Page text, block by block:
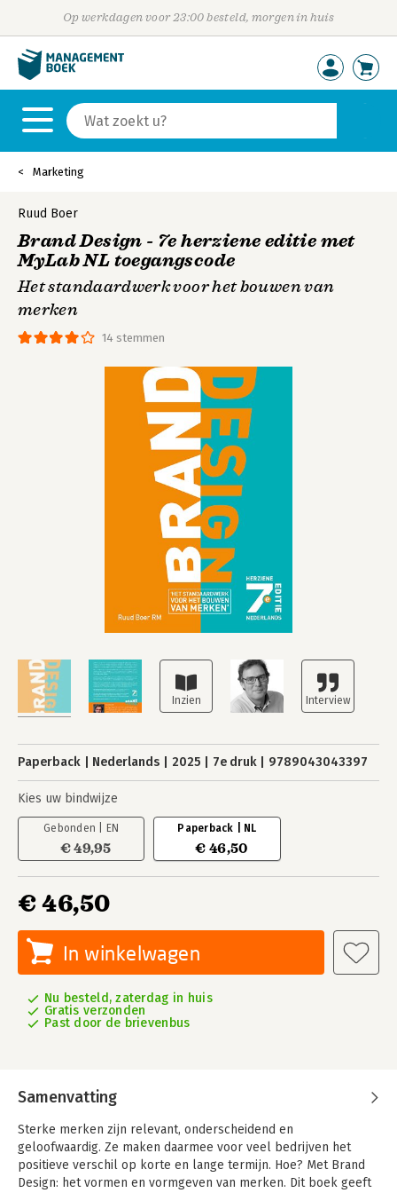
Op werkdagen voor 23:00 besteld, morgen in huis
Marketing
14 stemmen
Ruud Boer
Brand Design - 7e herziene editie met
MyLab NL toegangscode
Het standaardwerk voor het bouwen van
merken
Paperback Nederlands 2025 7e druk 9789043043397
Kies uw bindwijze
Gebonden | EN
€ 49,95
Paperback | NL
€ 46,50
€ 46,50
In winkelwagen
Nu besteld, zaterdag in huis
Gratis verzonden
Past door de brievenbus
Samenvatting
Sterke merken zijn relevant, onderscheidend en
geloofwaardig. Ze maken daarmee voor veel bedrijven het
positieve verschil op korte en lange termijn. Hoe? Met Brand
Design: het vormen en vormgeven van merken. Dit boek geeft